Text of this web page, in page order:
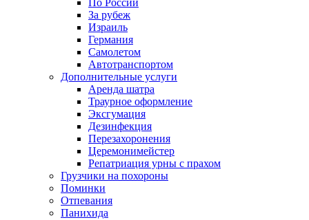
По России
За рубеж
Израиль
Германия
Самолетом
Автотранспортом
Дополнительные услуги
Аренда шатра
Траурное оформление
Эксгумация
Дезинфекция
Перезахоронения
Церемонимейстер
Репатриация урны с прахом
Грузчики на похороны
Поминки
Отпевания
Панихида